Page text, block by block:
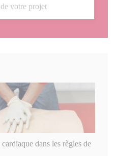
votre projet
dans les règles de